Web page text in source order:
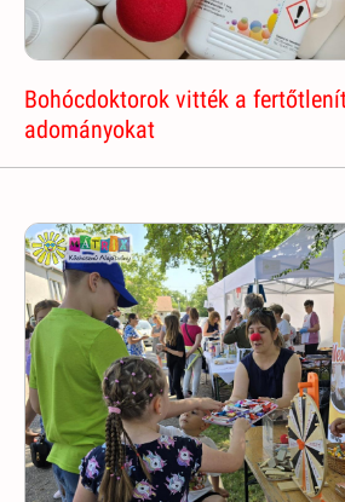
Bohócdoktorok vitték a
adományokat